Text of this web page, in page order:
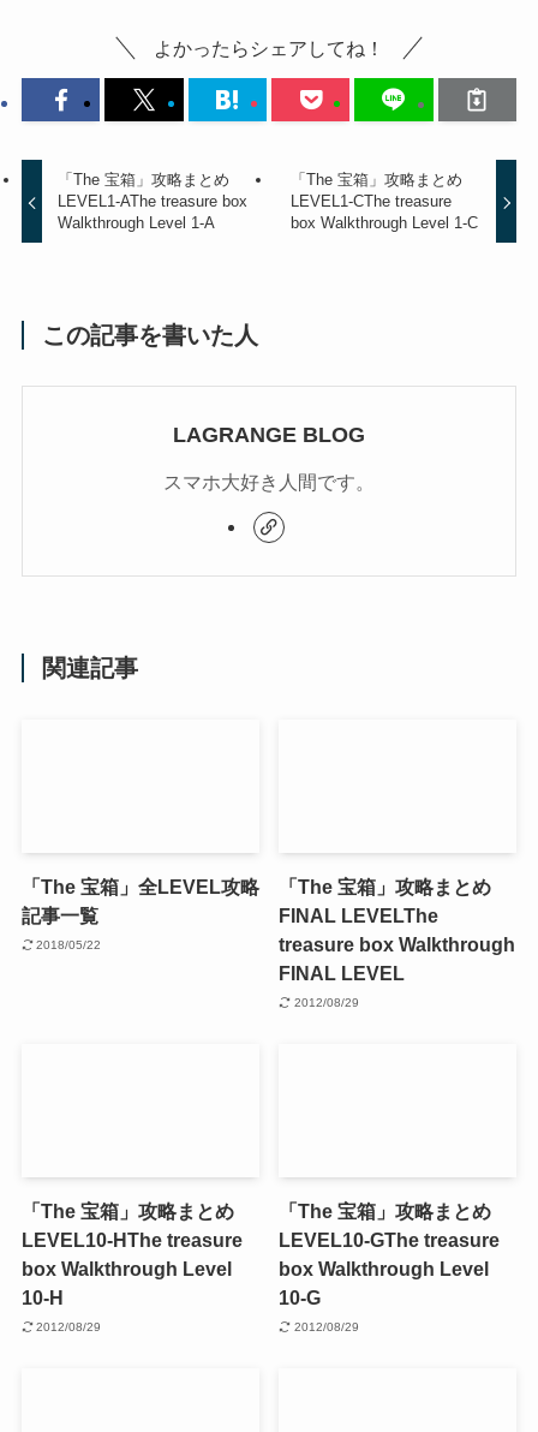
よかったらシェアしてね！
「The 宝箱」攻略まとめ
LEVEL1-AThe treasure box
Walkthrough Level 1-A
「The 宝箱」攻略まとめ
LEVEL1-CThe treasure
box Walkthrough Level 1-C
この記事を書いた人
LAGRANGE BLOG
スマホ大好き人間です。
関連記事
「The 宝箱」全LEVEL攻略
記事一覧
2018/05/22
「The 宝箱」攻略まとめ
FINAL LEVELThe
treasure box Walkthrough
FINAL LEVEL
2012/08/29
「The 宝箱」攻略まとめ
LEVEL10-HThe treasure
box Walkthrough Level
10-H
2012/08/29
「The 宝箱」攻略まとめ
LEVEL10-GThe treasure
box Walkthrough Level
10-G
2012/08/29